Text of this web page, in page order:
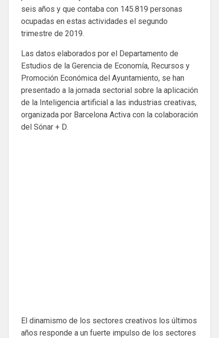
seis años y que contaba con 145.819 personas
ocupadas en estas actividades el segundo
trimestre de 2019.
Las datos elaborados por el Departamento de
Estudios de la Gerencia de Economía, Recursos y
Promoción Económica del Ayuntamiento, se han
presentado a la jornada sectorial sobre la aplicación
de la Inteligencia artificial a las industrias creativas,
organizada por Barcelona Activa con la colaboración
del Sónar + D.
El dinamismo de los sectores creativos los últimos
años responde a un fuerte impulso de los sectores